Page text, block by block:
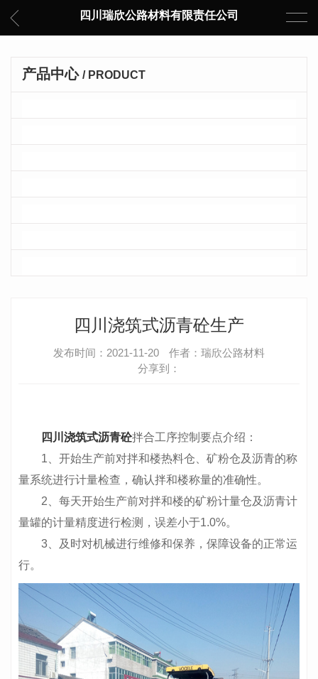
四川瑞欣公路材料有限责任公司
产品中心 / PRODUCT
四川浇筑式沥青砼生产
发布时间：2021-11-20
作者：瑞欣公路材料
分享到：
四川浇筑式沥青砼拌合工序控制要点介绍：
1、开始生产前对拌和楼热料仓、矿粉仓及沥青的称
量系统进行计量检查，确认拌和楼称量的准确性。
2、每天开始生产前对拌和楼的矿粉计量仓及沥青计
量罐的计量精度进行检测，误差小于1.0%。
3、及时对机械进行维修和保养，保障设备的正常运
行。